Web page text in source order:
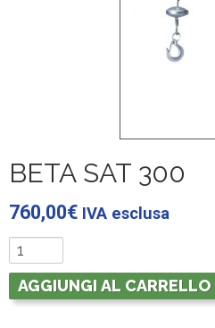
BETA SAT 300
760,00€ IVA esclusa
AGGIUNGI AL CARRELLO